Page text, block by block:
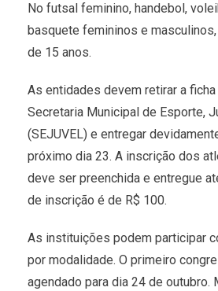
No futsal feminino, handebol,
basquete femininos e
de 15 anos.
As entidades devem retirar a
Secretaria Municipal de Esporte,
(SEJUVEL) e entregar
próximo dia 23. A inscrição dos
deve ser preenchida e entregue
de inscrição é de R$ 100.
As instituições podem participar
por modalidade. O primeiro
agendado para dia 24 de outubro.